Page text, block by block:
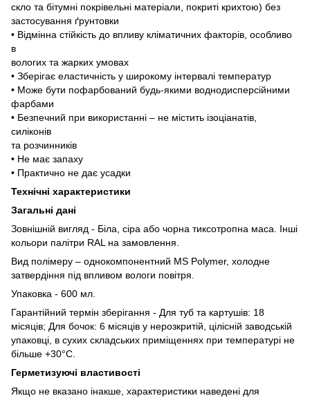
скло та бітумні покрівельні матеріали, покриті крихтою) без
застосування ґрунтовки
• Відмінна стійкість до впливу кліматичних факторів, особливо
в
вологих та жарких умовах
• Зберігає еластичність у широкому інтервалі температур
• Може бути пофарбований будь-якими воднодисперсійними
фарбами
• Безпечний при використанні – не містить ізоціанатів,
силіконів
та розчинників
• Не має запаху
• Практично не дає усадки
Технічні характеристики
Загальні дані
Зовнішній вигляд - Біла, сіра або чорна тиксотропна маса. Інші
кольори палітри RAL на замовлення.
Вид полімеру – однокомпонентний MS Polymer, холодне
затвердіння під впливом вологи повітря.
Упаковка - 600 мл.
Гарантійний термін зберігання - Для туб та картушів: 18
місяців; Для бочок: 6 місяців у нерозкритій, цілісній заводській
упаковці, в сухих складських приміщеннях при температурі не
більше +30°C.
Герметизуючі властивості
Якщо не вказано інакше, характеристики наведені для